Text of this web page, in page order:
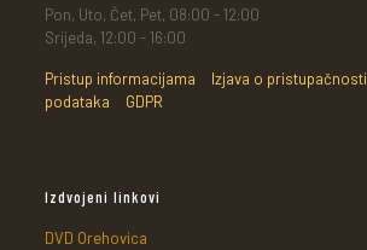
Pon, Uto, Čet, Pet, 08:00 - 12:00
Srijeda, 12:00 - 16:00
Pristup informacijama Izjava o pristupačnosti
podataka
GDPR
Izdvojeni linkovi
DVD Orehovica